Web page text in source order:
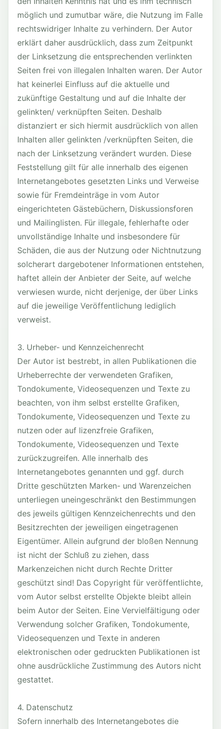
möglich und zumutbar wäre, die Nutzung im Falle
rechtswidriger Inhalte zu verhindern. Der Autor
erklärt daher ausdrücklich, dass zum Zeitpunkt
der Linksetzung die entsprechenden verlinkten
Seiten frei von illegalen Inhalten waren. Der Autor
hat keinerlei Einfluss auf die aktuelle und
zukünftige Gestaltung und auf die Inhalte der
gelinkten/ verknüpften Seiten. Deshalb
distanziert er sich hiermit ausdrücklich von allen
Inhalten aller gelinkten /verknüpften Seiten, die
nach der Linksetzung verändert wurden. Diese
Feststellung gilt für alle innerhalb des eigenen
Internetangebotes gesetzten Links und Verweise
sowie für Fremdeinträge in vom Autor
eingerichteten Gästebüchern, Diskussionsforen
und Mailinglisten. Für illegale, fehlerhafte oder
unvollständige Inhalte und insbesondere für
Schäden, die aus der Nutzung oder Nichtnutzung
solcherart dargebotener Informationen entstehen,
haftet allein der Anbieter der Seite, auf welche
verwiesen wurde, nicht derjenige, der über Links
auf die jeweilige Veröffentlichung lediglich
verweist.
3. Urheber- und Kennzeichenrecht
Der Autor ist bestrebt, in allen Publikationen die
Urheberrechte der verwendeten Grafiken,
Tondokumente, Videosequenzen und Texte zu
beachten, von ihm selbst erstellte Grafiken,
Tondokumente, Videosequenzen und Texte zu
nutzen oder auf lizenzfreie Grafiken,
Tondokumente, Videosequenzen und Texte
zurückzugreifen. Alle innerhalb des
Internetangebotes genannten und ggf. durch
Dritte geschützten Marken- und Warenzeichen
unterliegen uneingeschränkt den Bestimmungen
des jeweils gültigen Kennzeichenrechts und den
Besitzrechten der jeweiligen eingetragenen
Eigentümer. Allein aufgrund der bloßen Nennung
ist nicht der Schluß zu ziehen, dass
Markenzeichen nicht durch Rechte Dritter
geschützt sind! Das Copyright für veröffentlichte,
vom Autor selbst erstellte Objekte bleibt allein
beim Autor der Seiten. Eine Vervielfältigung oder
Verwendung solcher Grafiken, Tondokumente,
Videosequenzen und Texte in anderen
elektronischen oder gedruckten Publikationen ist
ohne ausdrückliche Zustimmung des Autors nicht
gestattet.
4. Datenschutz
Sofern innerhalb des Internetangebotes die